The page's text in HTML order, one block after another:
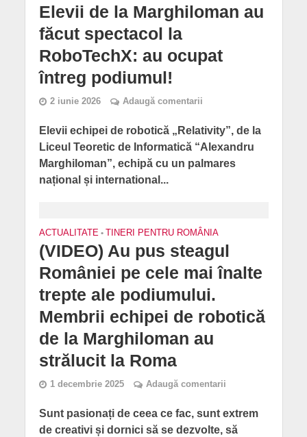
Elevii de la Marghiloman au
făcut spectacol la
RoboTechX: au ocupat
întreg podiumul!
2 iunie 2026 Adaugă comentarii
Elevii echipei de robotică „Relativity”, de la
Liceul Teoretic de Informatică “Alexandru
Marghiloman”, echipă cu un palmares
național și international...
ACTUALITATE • TINERI PENTRU ROMÂNIA
(VIDEO) Au pus steagul
României pe cele mai înalte
trepte ale podiumului.
Membrii echipei de robotică
de la Marghiloman au
strălucit la Roma
1 decembrie 2025 Adaugă comentarii
Sunt pasionați de ceea ce fac, sunt extrem
de creativi și dornici să se dezvolte, să